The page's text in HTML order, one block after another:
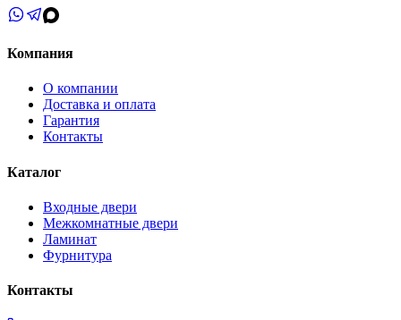
Компания
О компании
Доставка и оплата
Гарантия
Контакты
Каталог
Входные двери
Межкомнатные двери
Ламинат
Фурнитура
Контакты